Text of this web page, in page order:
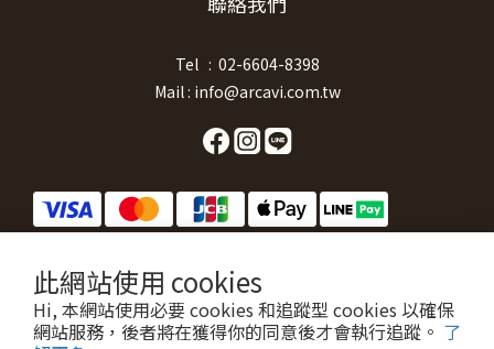
此網站使用 cookies
Hi, 本網站使用必要 cookies 和追蹤型 cookies 以確保
網站服務，後者將在獲得你的同意後才會執行追蹤。 了
Tel : 02-6604-8398
Mail : info@arcavi.com.tw
巧工匠企業有限公司 統一編號:53112898
ARCAVI byArtigiano enterprise Co., Ltd.© All Rights Reserved